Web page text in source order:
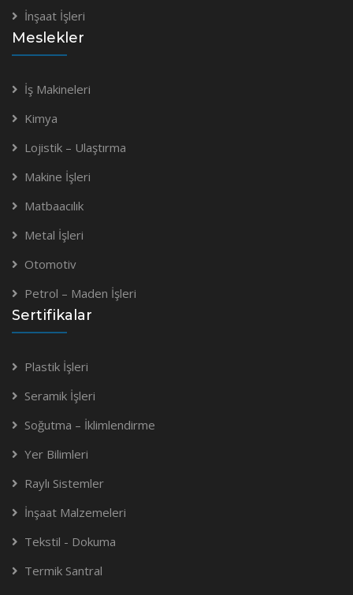
İnşaat İşleri
Meslekler
İş Makineleri
Kimya
Lojistik – Ulaştırma
Makine İşleri
Matbaacılık
Metal İşleri
Otomotiv
Petrol – Maden İşleri
Sertifikalar
Plastik İşleri
Seramik İşleri
Soğutma – İklimlendirme
Yer Bilimleri
Raylı Sistemler
İnşaat Malzemeleri
Tekstil - Dokuma
Termik Santral